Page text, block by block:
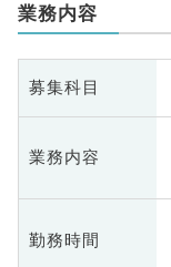
業務内容
募集科目
業務内容
勤務時間